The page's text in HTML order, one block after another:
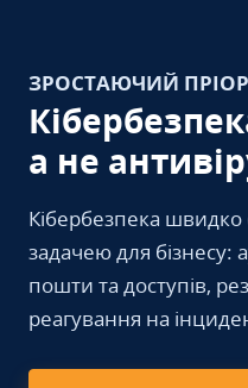
ЗРОСТАЮЧИЙ
а не
Кібербезпека
задачею для бізнесу:
пошти та доступів,
реагування на